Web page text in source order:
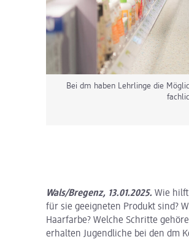
Bei dm haben Lehrlinge die
Wals/Bregenz, 13.01.2025. Wie
für sie geeigneten Produkt sind?
Haarfarbe? Welche Schritte
erhalten Jugendliche bei den dm